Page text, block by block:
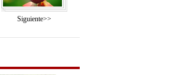
Siguiente>>